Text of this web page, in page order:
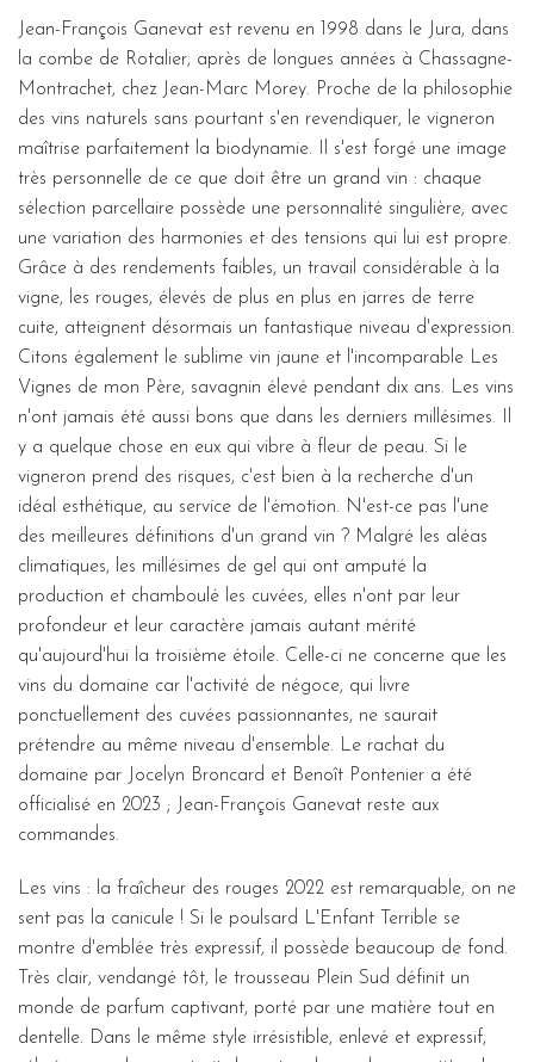
Jean-François Ganevat est revenu en 1998 dans le Jura, dans
la combe de Rotalier, après de longues années à Chassagne-
Montrachet, chez Jean-Marc Morey. Proche de la philosophie
des vins naturels sans pourtant s'en revendiquer, le vigneron
maîtrise parfaitement la biodynamie. Il s'est forgé une image
très personnelle de ce que doit être un grand vin : chaque
sélection parcellaire possède une personnalité singulière, avec
une variation des harmonies et des tensions qui lui est propre.
Grâce à des rendements faibles, un travail considérable à la
vigne, les rouges, élevés de plus en plus en jarres de terre
cuite, atteignent désormais un fantastique niveau d'expression.
Citons également le sublime vin jaune et l'incomparable Les
Vignes de mon Père, savagnin élevé pendant dix ans. Les vins
n'ont jamais été aussi bons que dans les derniers millésimes. Il
y a quelque chose en eux qui vibre à fleur de peau. Si le
vigneron prend des risques, c'est bien à la recherche d'un
idéal esthétique, au service de l'émotion. N'est-ce pas l'une
des meilleures définitions d'un grand vin ? Malgré les aléas
climatiques, les millésimes de gel qui ont amputé la
production et chamboulé les cuvées, elles n'ont par leur
profondeur et leur caractère jamais autant mérité
qu'aujourd'hui la troisième étoile. Celle-ci ne concerne que les
vins du domaine car l'activité de négoce, qui livre
ponctuellement des cuvées passionnantes, ne saurait
prétendre au même niveau d'ensemble. Le rachat du
domaine par Jocelyn Broncard et Benoît Pontenier a été
officialisé en 2023 ; Jean-François Ganevat reste aux
commandes.
Les vins : la fraîcheur des rouges 2022 est remarquable, on ne
sent pas la canicule ! Si le poulsard L'Enfant Terrible se
montre d'emblée très expressif, il possède beaucoup de fond.
Très clair, vendangé tôt, le trousseau Plein Sud définit un
monde de parfum captivant, porté par une matière tout en
dentelle. Dans le même style irrésistible, enlevé et expressif,